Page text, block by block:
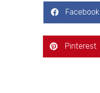
Facebook
Pinterest